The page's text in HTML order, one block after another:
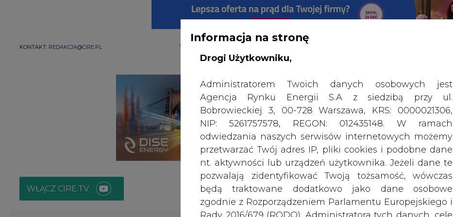
KONTAKT: REDAKCJA@CIRE.PL WYDAWCA PORTALU:
WŁĄCZ CIRE.TV
Informacja na stronę
Drogi Użytkowniku,
Administratorem Twoich danych osobowych jest
Agencja Rynku Energii S.A z siedzibą przy ul.
Bobrowieckiej 3, 00-728 Warszawa, KRS: 0000021306,
NIP: 5261757578, REGON: 012435148. W ramach
odwiedzania naszych serwisów internetowych możemy
przetwarzać Twój adres IP, pliki cookies i podobne dane
nt. aktywności lub urządzeń użytkownika. Jeżeli dane te
pozwalają zidentyfikować Twoją tożsamość, wówczas
będą traktowane dodatkowo jako dane osobowe
zgodnie z Rozporządzeniem Parlamentu Europejskiego i